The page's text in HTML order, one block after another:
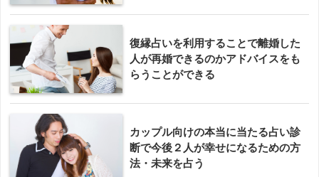
復縁占いを利用することで離婚した
人が再婚できるのかアドバイスをも
らうことができる
カップル向けの本当に当たる占い診
断で今後２人が幸せになるための方
法・未来を占う